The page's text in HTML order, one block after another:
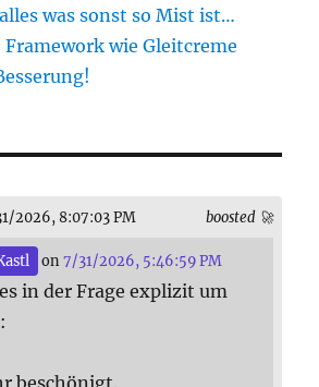
was sonst so Mist ist…
Framework wie Gleitcreme
boosted 🚀
2026, 8:07:03 PM
on7/31/2026, 5:46:59 PM
in der Frage explizit um
beschönigt.